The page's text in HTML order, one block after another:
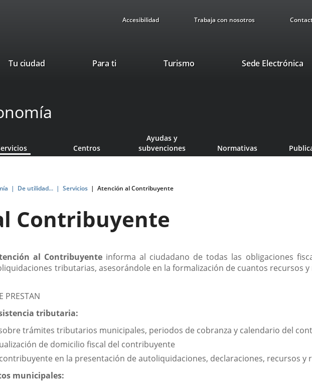
Accesibilidad Trabaja con nosotros
Tu ciudad Para ti TurismoThis
window.
Sede Electrónica
Centros
Ayudas y
subvenciones
Normativas
De utilidad... Servicios Atención al Contribuyente
Contribuyente
al Contribuyenteinforma al ciudadano de todas las obligaciones
tributarias, asesorándole en la formalización de cuantos recursos y
PRESTAN
tributaria:
trámites tributarios municipales, periodos de cobranza y calendario del
de domicilio fiscal del contribuyente
en la presentación de autoliquidaciones, declaraciones, recursos y
municipales: